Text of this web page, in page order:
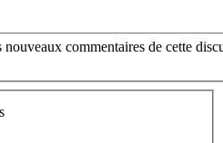
commentaires de cette